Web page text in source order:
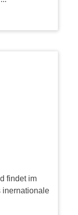
findet im
inernationale